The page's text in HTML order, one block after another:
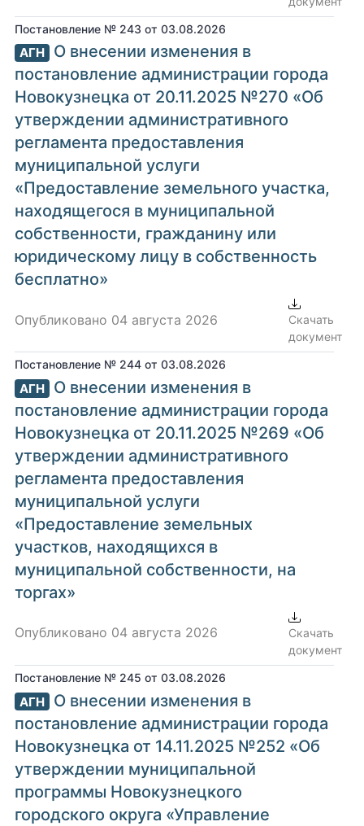
Постановление № 243 от 03.08.2026
АГН
О внесении изменения в
постановление администрации города
Новокузнецка от 20.11.2025 №270 «Об
утверждении административного
регламента предоставления
муниципальной услуги
«Предоставление земельного участка,
находящегося в муниципальной
собственности, гражданину или
юридическому лицу в собственность
бесплатно»
Опубликовано 04 августа 2026
Скачать
документ
Постановление № 244 от 03.08.2026
АГН
О внесении изменения в
постановление администрации города
Новокузнецка от 20.11.2025 №269 «Об
утверждении административного
регламента предоставления
муниципальной услуги
«Предоставление земельных
участков, находящихся в
муниципальной собственности, на
торгах»
Опубликовано 04 августа 2026
Скачать
документ
Постановление № 245 от 03.08.2026
АГН
О внесении изменения в
постановление администрации города
Новокузнецка от 14.11.2025 №252 «Об
утверждении муниципальной
программы Новокузнецкого
городского округа «Управление